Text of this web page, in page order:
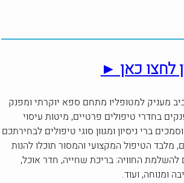
לחצו כאן ►
מעניק למטופליו מתחם ספא יוקרתי ומפנק
בחדרי טיפולים פרטיים, מיטות עיסוי
ברי ניסיון ומגוון סוגי טיפולים לבחירתכם
מלבד הטיפול המקצועי והמסור תוכלו להנות
החוויה: בריכת שחייה, חדר אוכל,
ומנוחה, ועוד.